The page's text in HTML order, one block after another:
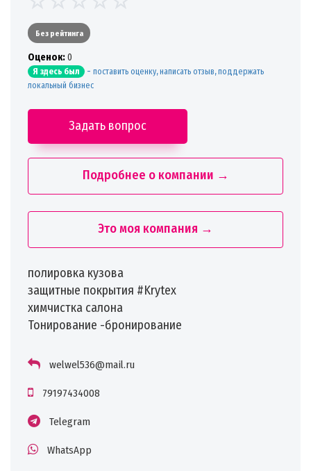
Без рейтинга
Oценок:0
Я здесь был - поставить оценку, написать отзыв, поддержать
локальный бизнес
Задать вопрос
Подробнее о компании →
Это моя компания →
полировка кузова
защитные покрытия #Krytex
химчистка салона
Тонирование -бронирование
welwel536@mail.ru
79197434008
Telegram
WhatsApp